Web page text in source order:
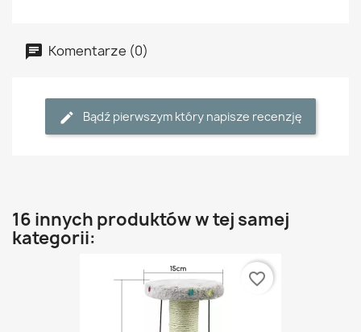
Komentarze (0)
Bądź pierwszym który napisze recenzję
16 innych produktów w tej samej
kategorii:
favorite_border